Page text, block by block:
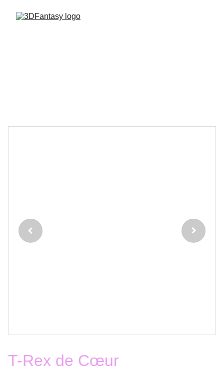
T-Rex de Cœur